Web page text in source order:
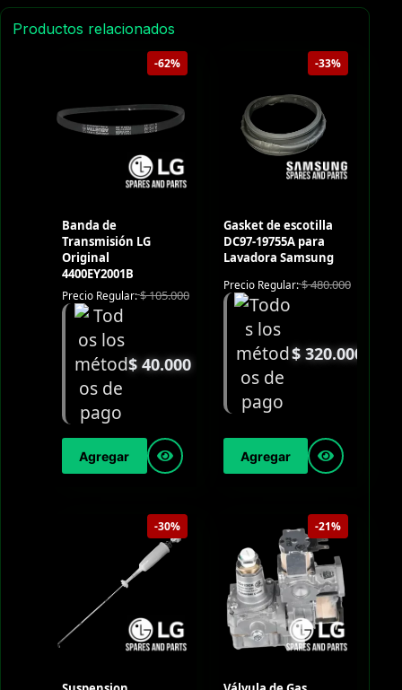
Productos relacionados
-62%
Banda de
Transmisión LG
Original
4400EY2001B
Precio Regular:$105.000
$40.000
Agregar
-33%
Gasket de escotilla
DC97-19755A para
Lavadora Samsung
Precio Regular:$480.000
$320.000
Agregar
-30% -21%